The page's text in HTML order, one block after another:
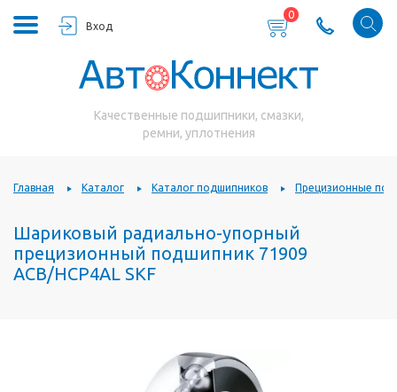
Вход
0
Качественные подшипники, смазки,
ремни, уплотнения
Главная Каталог Каталог подшипников Прецизионные
Шариковый радиально-упорный
прецизионный подшипник 71909
ACB/HCP4AL SKF